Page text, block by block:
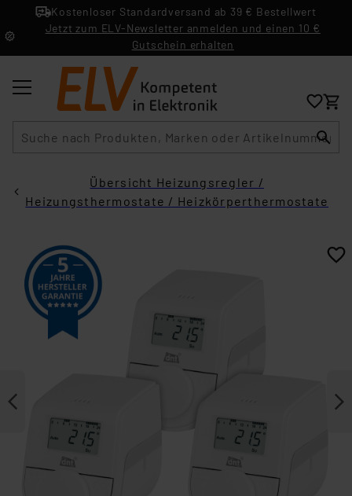
Kostenloser Standardversand ab 39 € Bestellwert
Jetzt zum ELV-Newsletter anmelden und einen 10 €
Gutschein erhalten
Übersicht Heizungsregler /
Heizungsthermostate / Heizkörperthermostate